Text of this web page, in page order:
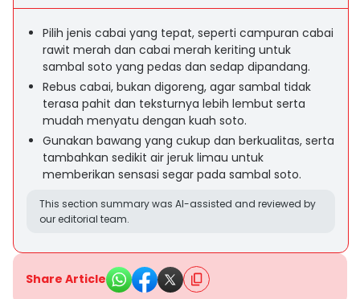
Pilih jenis cabai yang tepat, seperti campuran cabai
rawit merah dan cabai merah keriting untuk
sambal soto yang pedas dan sedap dipandang.
Rebus cabai, bukan digoreng, agar sambal tidak
terasa pahit dan teksturnya lebih lembut serta
mudah menyatu dengan kuah soto.
Gunakan bawang yang cukup dan berkualitas, serta
tambahkan sedikit air jeruk limau untuk
memberikan sensasi segar pada sambal soto.
This section summary was AI-assisted and reviewed by
our editorial team.
Share Article